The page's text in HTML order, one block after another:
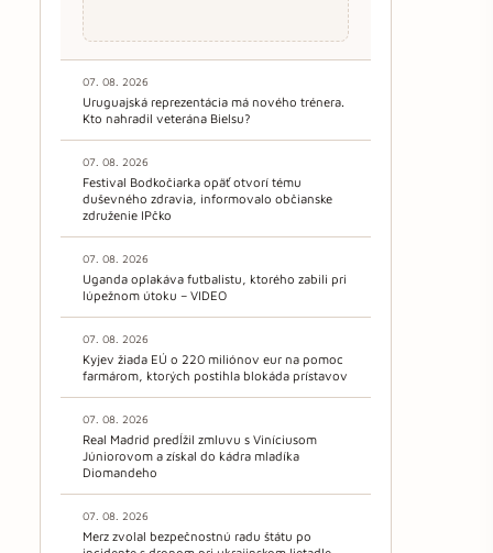
07. 08. 2026
Uruguajská reprezentácia má nového trénera.
Kto nahradil veterána Bielsu?
07. 08. 2026
Festival Bodkočiarka opäť otvorí tému
duševného zdravia, informovalo občianske
združenie IPčko
07. 08. 2026
Uganda oplakáva futbalistu, ktorého zabili pri
lúpežnom útoku – VIDEO
07. 08. 2026
Kyjev žiada EÚ o 220 miliónov eur na pomoc
farmárom, ktorých postihla blokáda prístavov
07. 08. 2026
Real Madrid predĺžil zmluvu s Viníciusom
Júniorovom a získal do kádra mladíka
Diomandeho
07. 08. 2026
Merz zvolal bezpečnostnú radu štátu po